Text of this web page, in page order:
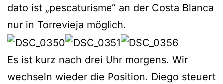
dato ist „pescaturisme“ an der Costa Blanca
nur in Torrevieja möglich.
Es ist kurz nach drei Uhr morgens. Wir
wechseln wieder die Position. Diego steuert